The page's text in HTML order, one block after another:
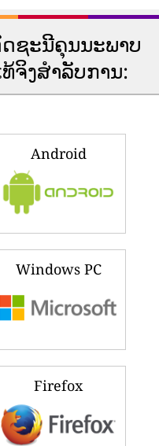
ຊະ​ນີ​ຄຸນ​ນະ​ພາບ​
ຈິງ​ສໍາ​ລັບ​ການ​:
Android
Windows PC
Firefox